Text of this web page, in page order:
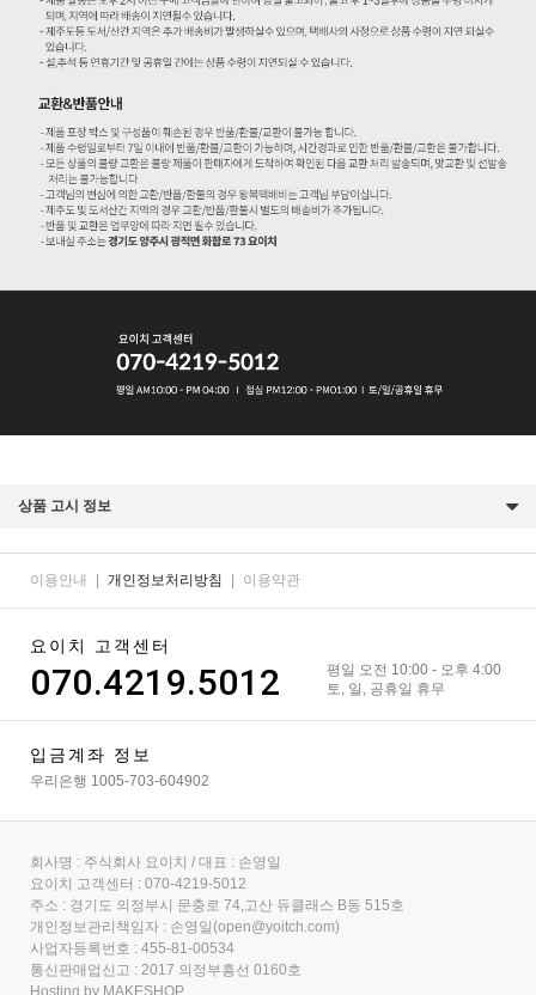
상품 고시 정보
이용안내 개인정보처리방침 이용약관
요이치 고객센터
070.4219.5012
평일 오전 10:00 - 오후 4:00
토, 일, 공휴일 휴무
입금계좌 정보
우리은행 1005-703-604902
회사명 : 주식회사 요이치 / 대표 : 손영일
요이치 고객센터 : 070-4219-5012
주소 : 경기도 의정부시 문충로 74,고산 듀클래스 B동 515호
개인정보관리책임자 : 손영일(open@yoitch.com)
사업자등록번호 : 455-81-00534
통신판매업신고 : 2017 의정부흥선 0160호